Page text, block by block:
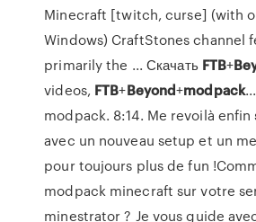
Minecraft [twitch, curse] (with
Windows) CraftStones channel
primarily the ... Скачать FTB+
videos, FTB+Beyond+modpack
modpack. 8:14. Me revoilà enfin
avec un nouveau setup et un
pour toujours plus de fun
modpack minecraft sur votre
minestrator ? Je vous guide